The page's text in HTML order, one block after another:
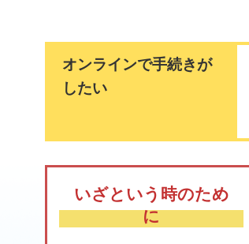
オンラインで手続きが
したい
いざという時のため
に